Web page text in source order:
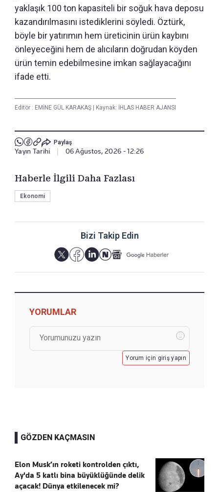
yaklaşık 100 ton kapasiteli bir soğuk hava deposu
kazandırılmasını istediklerini söyledi. Öztürk,
böyle bir yatırımın hem üreticinin ürün kaybını
önleyeceğini hem de alıcıların doğrudan köyden
ürün temin edebilmesine imkan sağlayacağını
ifade etti.
Editör : EMİNE GÜL KARAKAŞ | Kaynak: İHLAS HABER AJANSI
Paylaş
Yayın Tarihi 06 Ağustos, 2026 - 12:26
Haberle İlgili Daha Fazlası
Ekonomi
Bizi Takip Edin
YORUMLAR
Yorum için giriş yapın
GÖZDEN KAÇMASIN
Elon Musk’ın roketi kontrolden çıktı,
Ay'da 5 katlı bina büyüklüğünde delik
açacak! Dünya etkilenecek mi?